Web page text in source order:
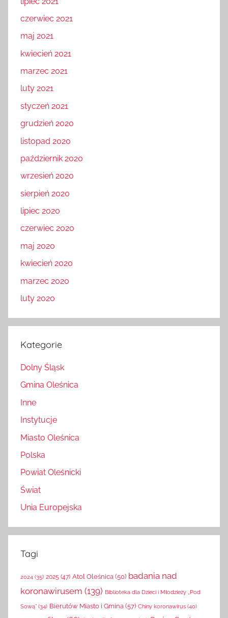
lipiec 2021
czerwiec 2021
maj 2021
kwiecień 2021
marzec 2021
luty 2021
styczeń 2021
grudzień 2020
listopad 2020
październik 2020
wrzesień 2020
sierpień 2020
lipiec 2020
czerwiec 2020
maj 2020
kwiecień 2020
marzec 2020
luty 2020
Kategorie
Dolny Śląsk
Gmina Oleśnica
Inne
Instytucje
Miasto Oleśnica
Polska
Powiat Oleśnicki
Świat
Unia Europejska
Tagi
2024 (35) 2025 (47) Atol Oleśnica (50) badania nad
koronawirusem (139) Biblioteka dla Dzieci i Młodzieży „Pod
Sową” (34) Bierutów Miasto i Gmina (57) Chiny koronawirus (40)